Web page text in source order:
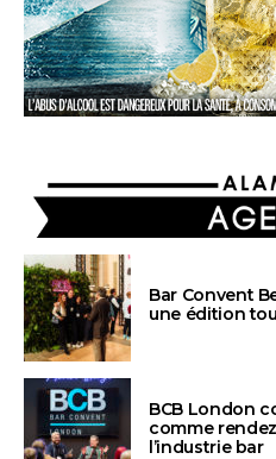
Bar Convent
une édition
BCB London
comme
l’industrie bar